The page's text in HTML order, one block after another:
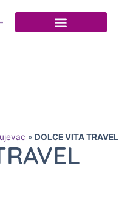
» DOLCE VITA TRAVEL